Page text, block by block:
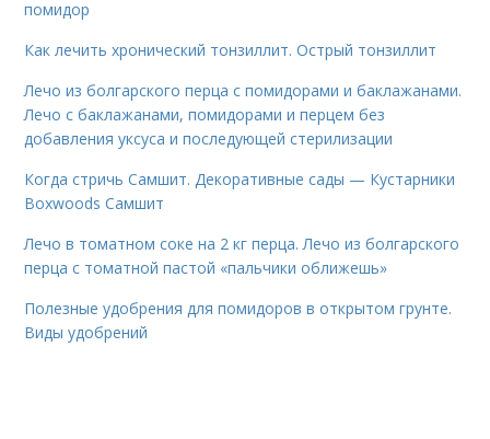
помидор
Как лечить хронический тонзиллит. Острый тонзиллит
Лечо из болгарского перца с помидорами и баклажанами.
Лечо с баклажанами, помидорами и перцем без
добавления уксуса и последующей стерилизации
Когда стричь Самшит. Декоративные сады — Кустарники
Boxwoods Самшит
Лечо в томатном соке на 2 кг перца. Лечо из болгарского
перца с томатной пастой «пальчики оближешь»
Полезные удобрения для помидоров в открытом грунте.
Виды удобрений